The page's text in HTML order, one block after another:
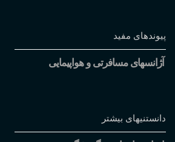
پیوندهای مفید
آژانسهای مسافرتی و هواپیمایی
دانستنیهای بیشتر